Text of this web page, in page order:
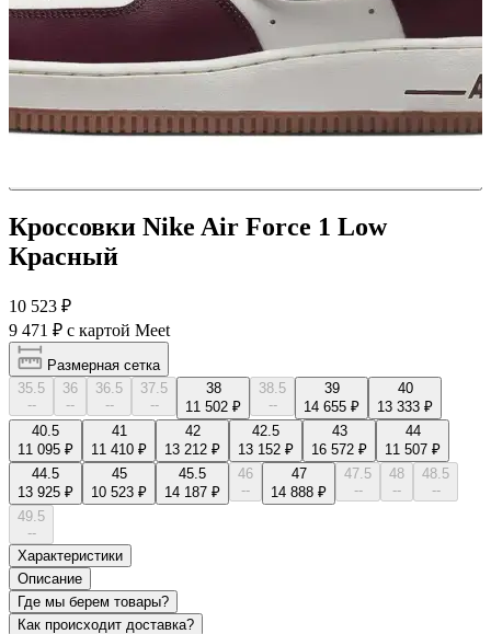
Кроссовки Nike Air Force 1 Low
Красный
10 523 ₽
9 471 ₽ с картой Meet
Размерная сетка
35.5
--
36
--
36.5
--
37.5
--
38
11 502 ₽
38.5
--
39
14 655 ₽
40
13 333 ₽
40.5
11 095 ₽
41
11 410 ₽
42
13 212 ₽
42.5
13 152 ₽
43
16 572 ₽
44
11 507 ₽
44.5
13 925 ₽
45
10 523 ₽
45.5
14 187 ₽
46
--
47
14 888 ₽
47.5
--
48
--
48.5
--
49.5
--
Характеристики
Описание
Где мы берем товары?
Как происходит доставка?